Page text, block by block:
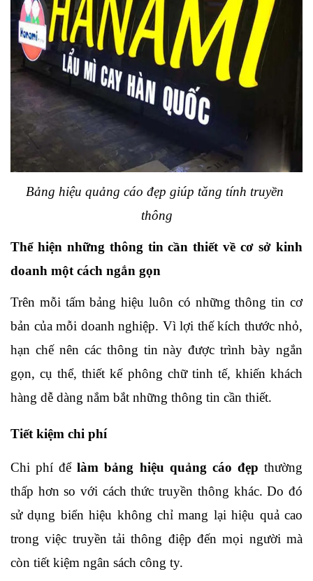
Bảng hiệu quảng cáo đẹp giúp tăng tính truyền
thông
Thể hiện những thông tin cần thiết về cơ sở kinh
doanh một cách ngắn gọn
Trên mỗi tấm bảng hiệu luôn có những thông tin cơ
bản của mỗi doanh nghiệp. Vì lợi thế kích thước nhỏ,
hạn chế nên các thông tin này được trình bày ngắn
gọn, cụ thể, thiết kế phông chữ tinh tế, khiến khách
hàng dễ dàng nắm bắt những thông tin cần thiết.
Tiết kiệm chi phí
Chi phí để làm bảng hiệu quảng cáo đẹp thường
thấp hơn so với cách thức truyền thông khác. Do đó
sử dụng biển hiệu không chỉ mang lại hiệu quả cao
trong việc truyền tải thông điệp đến mọi người mà
còn tiết kiệm ngân sách công ty.